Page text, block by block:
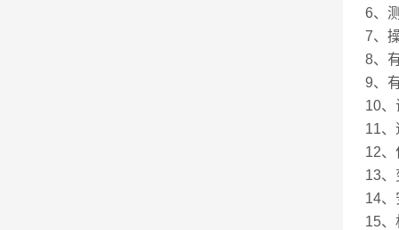
6、
7、
8、
9、
10、
11、
12、
13、
14、
15、